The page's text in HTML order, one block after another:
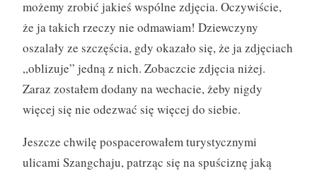
możemy zrobić jakieś wspólne zdjęcia. Oczywiście,
że ja takich rzeczy nie odmawiam! Dziewczyny
oszalały ze szczęścia, gdy okazało się, że ja zdjęciach
„oblizuje” jedną z nich. Zobaczcie zdjęcia niżej.
Zaraz zostałem dodany na wechacie, żeby nigdy
więcej się nie odezwać się więcej do siebie.
Jeszcze chwilę pospacerowałem turystycznymi
ulicami Szangchaju, patrząc się na spuściznę jaką